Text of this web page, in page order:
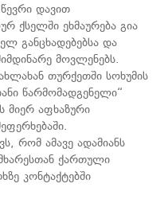
დავით
ქსელში ეხმაურება გია
განცხადებებსა და
მოვლენებს.
თურქეთში სოხუმის
წარმომადგენელი“
მიერ აფხაზური
რომ ამავე ადამიანს
ქართული
კონტაქტებში